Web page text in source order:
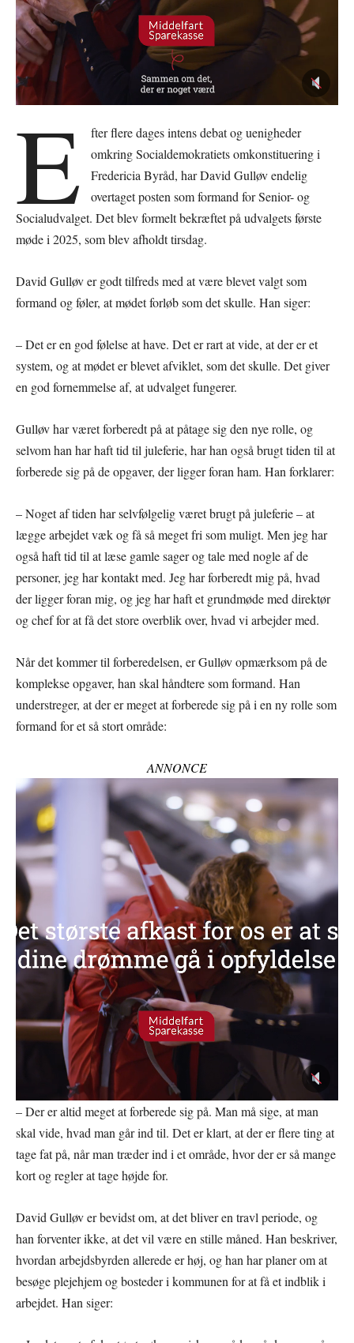
E
fter flere dages intens debat og uenigheder
omkring Socialdemokratiets omkonstituering i
Fredericia Byråd, har David Gulløv endelig
overtaget posten som formand for Senior- og
Socialudvalget. Det blev formelt bekræftet på udvalgets første
møde i 2025, som blev afholdt tirsdag.
David Gulløv er godt tilfreds med at være blevet valgt som
formand og føler, at mødet forløb som det skulle. Han siger:
– Det er en god følelse at have. Det er rart at vide, at der er et
system, og at mødet er blevet afviklet, som det skulle. Det giver
en god fornemmelse af, at udvalget fungerer.
Gulløv har været forberedt på at påtage sig den nye rolle, og
selvom han har haft tid til juleferie, har han også brugt tiden til at
forberede sig på de opgaver, der ligger foran ham. Han forklarer:
– Noget af tiden har selvfølgelig været brugt på juleferie – at
lægge arbejdet væk og få så meget fri som muligt. Men jeg har
også haft tid til at læse gamle sager og tale med nogle af de
personer, jeg har kontakt med. Jeg har forberedt mig på, hvad
der ligger foran mig, og jeg har haft et grundmøde med direktør
og chef for at få det store overblik over, hvad vi arbejder med.
Når det kommer til forberedelsen, er Gulløv opmærksom på de
komplekse opgaver, han skal håndtere som formand. Han
understreger, at der er meget at forberede sig på i en ny rolle som
formand for et så stort område:
ANNONCE
– Der er altid meget at forberede sig på. Man må sige, at man
skal vide, hvad man går ind til. Det er klart, at der er flere ting at
tage fat på, når man træder ind i et område, hvor der er så mange
kort og regler at tage højde for.
David Gulløv er bevidst om, at det bliver en travl periode, og
han forventer ikke, at det vil være en stille måned. Han beskriver,
hvordan arbejdsbyrden allerede er høj, og han har planer om at
besøge plejehjem og bosteder i kommunen for at få et indblik i
arbejdet. Han siger: